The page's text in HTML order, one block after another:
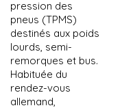
pression des
pneus (TPMS)
destinés aux poids
lourds, semi-
remorques et bus.
Habituée du
rendez-vous
allemand,